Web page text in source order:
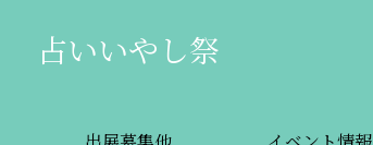
占いいやし祭